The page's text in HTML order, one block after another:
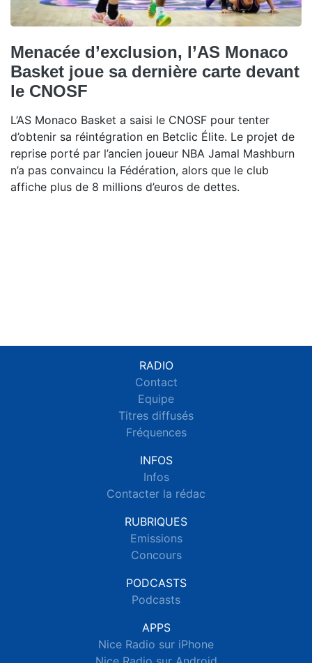
Menacée d’exclusion, l’AS Monaco
Basket joue sa dernière carte devant
le CNOSF
L’AS Monaco Basket a saisi le CNOSF pour tenter
d’obtenir sa réintégration en Betclic Élite. Le projet de
reprise porté par l’ancien joueur NBA Jamal Mashburn
n’a pas convaincu la Fédération, alors que le club
affiche plus de 8 millions d’euros de dettes.
RADIO
Contact
Equipe
Titres diffusés
Fréquences
INFOS
Infos
Contacter la rédac
RUBRIQUES
Emissions
Concours
PODCASTS
Podcasts
APPS
Nice Radio sur iPhone